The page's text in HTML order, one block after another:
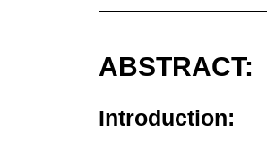
ABSTRACT:
Introduction: